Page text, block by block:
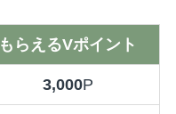
もらえるVポイント
3,000P